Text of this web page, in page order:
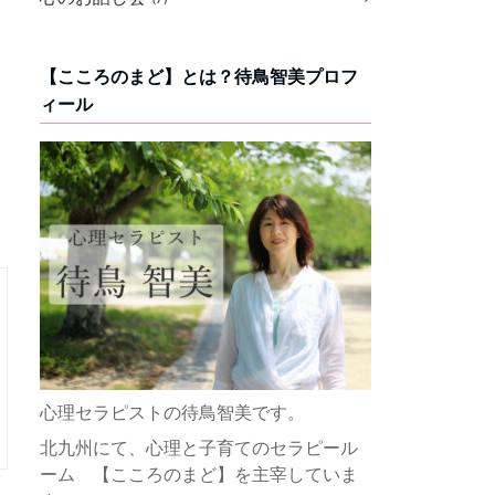
【こころのまど】とは？待鳥智美プロフ
ィール
心理セラピストの待鳥智美です。
北九州にて、心理と子育てのセラピール
ーム 【こころのまど】を主宰していま